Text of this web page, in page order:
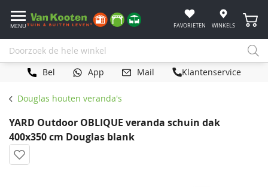
MENU FAVORIETEN WINKELS
Bel App Mail Klantenservice
Douglas houten veranda's
YARD Outdoor OBLIQUE veranda schuin dak
400x350 cm Douglas blank